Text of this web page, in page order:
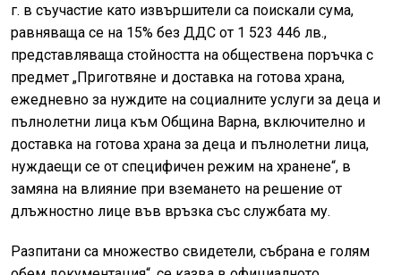
г. в съучастие като извършители са поискали сума,
равняваща се на 15% без ДДС от 1 523 446 лв.,
представляваща стойността на обществена поръчка с
предмет „Приготвяне и доставка на готова храна,
ежедневно за нуждите на социалните услуги за деца и
пълнолетни лица към Община Варна, включително и
доставка на готова храна за деца и пълнолетни лица,
нуждаещи се от специфичен режим на хранене“, в
замяна на влияние при вземането на решение от
длъжностно лице във връзка със службата му.
Разпитани са множество свидетели, събрана е голям